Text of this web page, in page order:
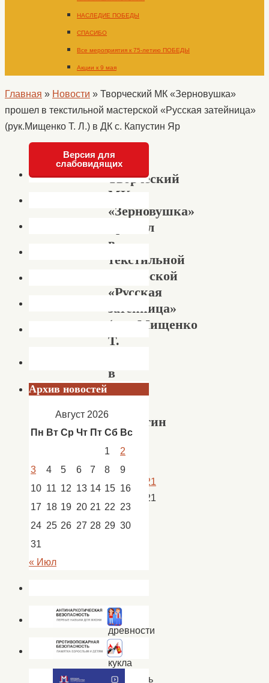
НАСЛЕДИЕ ПОБЕДЫ
СПАСИБО
Все мероприятия к 75-летию ПОБЕДЫ
Акции к 9 мая
Главная » Новости » Творческий МК «Зерновушка»
прошел в текстильной мастерской «Русская затейница»
(рук.Мищенко Т. Л.) в ДК с. Капустин Яр
Творческий
МК
«Зерновушка»
прошел
в
текстильной
мастерской
«Русская
затейница»
(рук.Мищенко
Т.
в
Капустин
Яр
25.06.2021
25.06.2021
новости
В
древности
такая
кукла
считалась
Версия для
слабовидящих
Архив новостей
Август 2026
Пн Вт Ср Чт Пт Сб Вс
1
2
3
4 5 6 7 8
9
10 11 12 13 14 15 16
17 18 19 20 21 22 23
24 25 26 27 28 29 30
31
« Июл